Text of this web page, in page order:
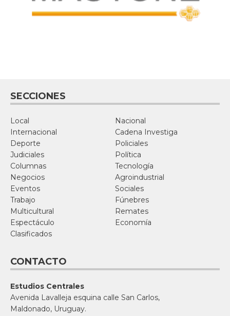
SECCIONES
Local
Nacional
Internacional
Cadena Investiga
Deporte
Policiales
Judiciales
Política
Columnas
Tecnología
Negocios
Agroindustrial
Eventos
Sociales
Trabajo
Fúnebres
Multicultural
Remates
Espectáculo
Economía
Clasificados
CONTACTO
Estudios Centrales
Avenida Lavalleja esquina calle San Carlos,
Maldonado, Uruguay.